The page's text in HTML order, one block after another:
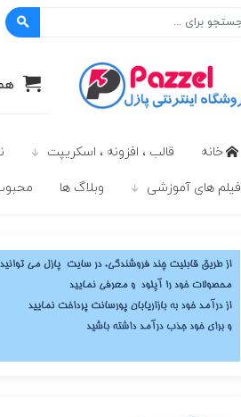
خانه قالب ، افزونه ، اسکریپت
فیلم های آموزشی وبلاگ ها